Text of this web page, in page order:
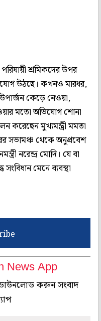
শ্রমিকদের উপর
উঠছে। কখনও মারধর,
কেড়ে নেওয়া,
মতো অভিযোগ শোনা
করেছেন মুখ্যমন্ত্রী মমতা
সভামঞ্চ থেকে অনুপ্রবেশ
নরেন্দ্র মোদি। যে বা
মেনে ব্যবস্থা
News App
করুন সংবাদ